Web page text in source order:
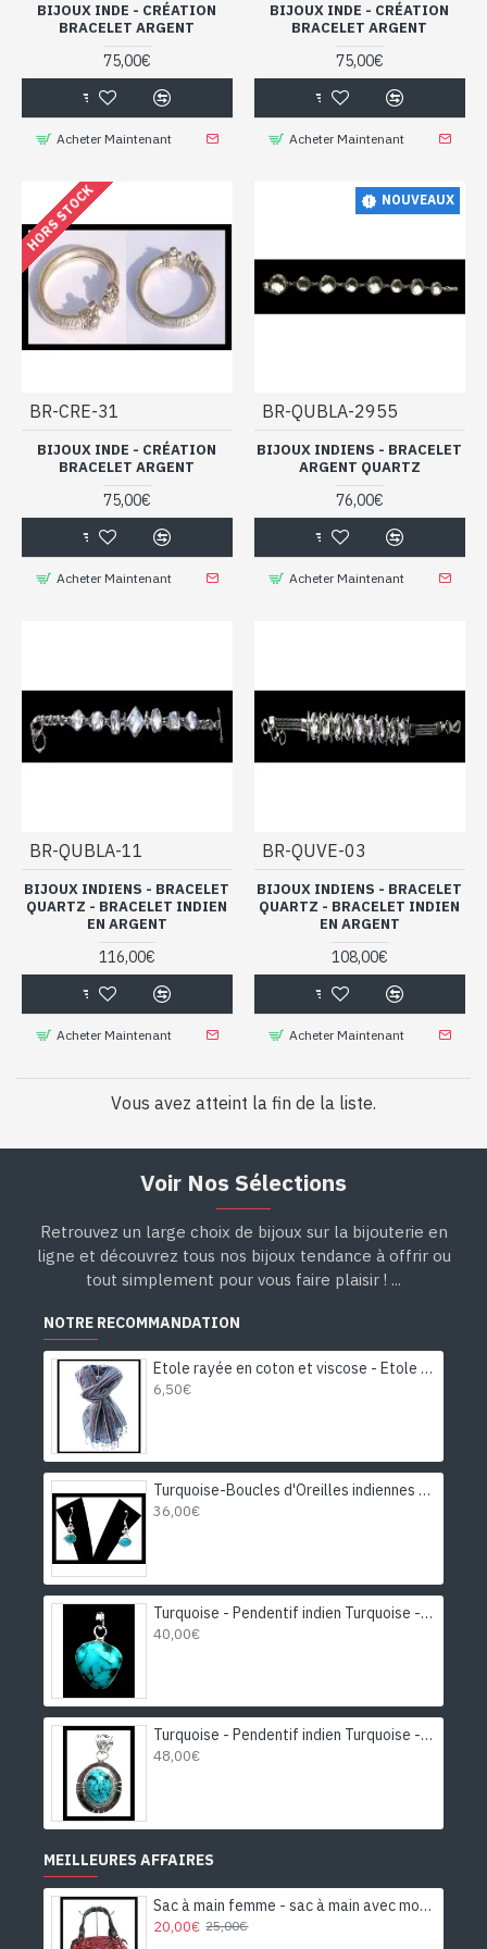
Les pierres de nos
affirment leur éclat
grâce à un montage réalisé par nos artisans indiens dotés d’un
savoir-faire ancestral.
Si vous aimez l’effet chic du quartz, vous serez comblé en
des boucles d’oreilles
…, nul doute que vous
trouverez votre bonheur. Ils répondront aux goûts et aux attentes
du plus grand nombre.
Faites-vous plaisir en ou faites plaisir à vos proches en profitant
de nos prix doux.
Vous allez tomber sous le charme de
ces superbes bracelets argent et
BIJOUX INDE - CRÉATION
BRACELET ARGENT
75,00€
Acheter Maintenant
BIJOUX INDE - CRÉATION
BRACELET ARGENT
75,00€
Acheter Maintenant
HORS STOCK
BR-CRE-31
BIJOUX INDE - CRÉATION
BRACELET ARGENT
75,00€
Acheter Maintenant
NOUVEAUX
BR-QUBLA-2955
BIJOUX INDIENS - BRACELET
ARGENT QUARTZ
76,00€
Acheter Maintenant
BR-QUBLA-11
BIJOUX INDIENS - BRACELET
QUARTZ - BRACELET INDIEN
EN ARGENT
116,00€
Acheter Maintenant
BR-QUVE-03
BIJOUX INDIENS - BRACELET
QUARTZ - BRACELET INDIEN
EN ARGENT
108,00€
Acheter Maintenant
Vous avez atteint la fin de la liste.
Voir Nos Sélections
Retrouvez un large choix de bijoux sur la bijouterie en
ligne et découvrez tous nos bijoux tendance à offrir ou
tout simplement pour vous faire plaisir ! ...
NOTRE RECOMMANDATION
Etole rayée en coton et viscose - Etole indienne
6,50€
Turquoise-Boucles d'Oreilles indiennes Turquoise-Bijoux Inde
36,00€
Turquoise - Pendentif indien Turquoise - Bijoux Inde
40,00€
Turquoise - Pendentif indien Turquoise - Bijoux Inde
48,00€
MEILLEURES AFFAIRES
Sac à main femme - sac à main avec motifs
20,00€ 25,00€